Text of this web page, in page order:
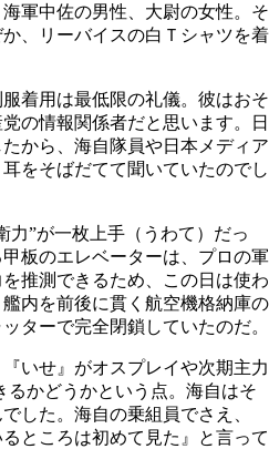
軍中佐の男性、大尉の女性。そ
、リーバイスの白Ｔシャツを着
着用は最低限の礼儀。彼はおそ
の情報関係者だと思います。日
から、海自隊員や日本メディア
をそばだてて聞いていたのでし
力”が一枚上手（うわて）だっ
板のエレベーターは、プロの軍
推測できるため、この日は使わ
内を前後に貫く航空機格納庫の
ターで完全閉鎖していたのだ。
いせ』がオスプレイや次期主力
かどうかという点。海自はそ
した。海自の乗組員でさえ、
ところは初めて見た』と言って